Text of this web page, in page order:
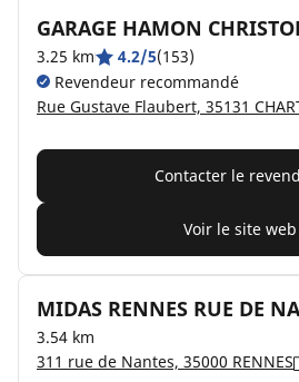
GARAGE HAMON
3.25 km 4.2/5(153)
Revendeur recommandé
Rue Gustave Flaubert, 35131
Contacter le
Voir le site web
MIDAS RENNES RUE DE
3.54 km
311 rue de Nantes, 35000 RENNES